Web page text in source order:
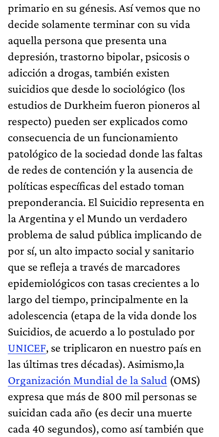
primario en su génesis. Así vemos que no
decide solamente terminar con su vida
aquella persona que presenta una
depresión, trastorno bipolar, psicosis o
adicción a drogas, también existen
suicidios que desde lo sociológico (los
estudios de Durkheim fueron pioneros al
respecto) pueden ser explicados como
consecuencia de un funcionamiento
patológico de la sociedad donde las faltas
de redes de contención y la ausencia de
políticas específicas del estado toman
preponderancia. El Suicidio representa en
la Argentina y el Mundo un verdadero
problema de salud pública implicando de
por sí, un alto impacto social y sanitario
que se refleja a través de marcadores
epidemiológicos con tasas crecientes a lo
largo del tiempo, principalmente en la
adolescencia (etapa de la vida donde los
Suicidios, de acuerdo a lo postulado por
UNICEF, se triplicaron en nuestro país en
las últimas tres décadas). Asimismo,la
Organización Mundial de la Salud (OMS)
expresa que más de 800 mil personas se
suicidan cada año (es decir una muerte
cada 40 segundos), como así también que